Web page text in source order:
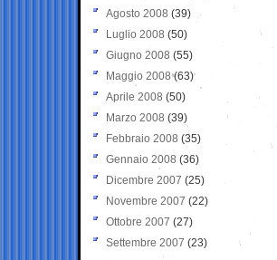
Agosto 2008 (39)
Luglio 2008 (50)
Giugno 2008 (55)
Maggio 2008(63)
Aprile 2008 (50)
Marzo 2008 (39)
Febbraio 2008 (35)
Gennaio 2008 (36)
Dicembre 2007 (25)
Novembre 2007 (22)
Ottobre 2007 (27)
Settembre 2007 (23)